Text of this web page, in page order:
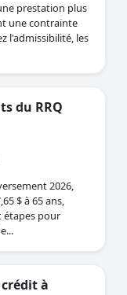
prestation plus
une contrainte
l'admissibilité, les
du RRQ
2026,
$ à 65 ans,
étapes pour
à